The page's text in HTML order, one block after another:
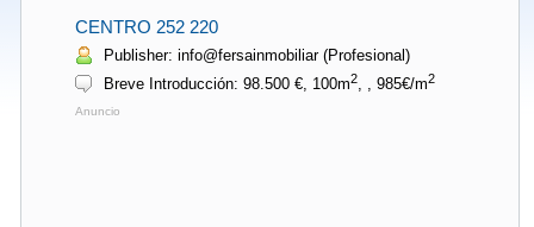
CENTRO 252 220
Publisher: info@fersainmobiliar (Profesional)
Breve Introducción: 98.500 €, 100m2, , 985€/m2
Anuncio